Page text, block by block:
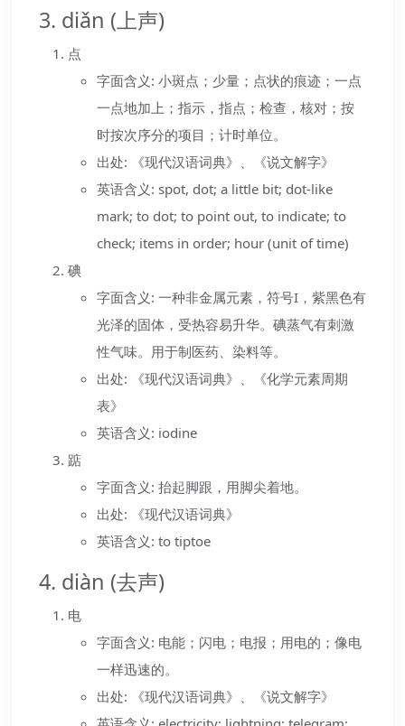
3. diǎn (上声)
点
字面含义: 小斑点；少量；点状的痕迹；一点
一点地加上；指示，指点；检查，核对；按
时按次序分的项目；计时单位。
出处: 《现代汉语词典》、《说文解字》
英语含义: spot, dot; a little bit; dot-like
mark; to dot; to point out, to indicate; to
check; items in order; hour (unit of time)
碘
字面含义: 一种非金属元素，符号I，紫黑色有
光泽的固体，受热容易升华。碘蒸气有刺激
性气味。用于制医药、染料等。
出处: 《现代汉语词典》、《化学元素周期
表》
英语含义: iodine
踮
字面含义: 抬起脚跟，用脚尖着地。
出处: 《现代汉语词典》
英语含义: to tiptoe
4. diàn (去声)
电
字面含义: 电能；闪电；电报；用电的；像电
一样迅速的。
出处: 《现代汉语词典》、《说文解字》